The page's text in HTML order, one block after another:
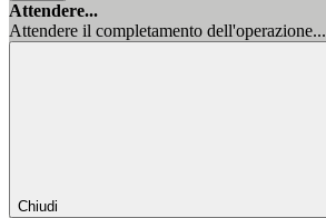
Attendere...
Attendere il completamento dell'operazione...
Chiudi